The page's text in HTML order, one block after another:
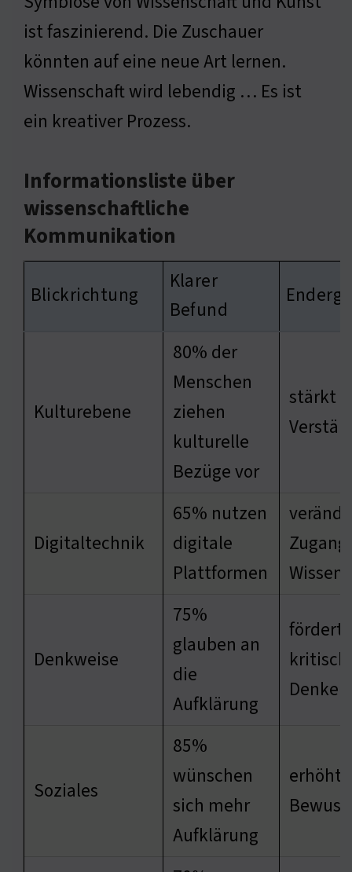
ist faszinierend. Die Zuschauer
könnten auf eine neue Art lernen.
Wissenschaft wird lebendig … Es ist
ein kreativer Prozess.
Informationsliste über
wissenschaftliche
Kommunikation
Blickrichtung
Klarer
Befund
Kulturebene
80% der
Menschen
ziehen
kulturelle
Bezüge vor
stärkt
Digitaltechnik
65% nutzen
digitale
Plattformen
Wissen
Denkweise
75%
glauben an
die
Aufklärung
fördert
Denken
Soziales
85%
wünschen
sich mehr
Aufklärung
erhöht